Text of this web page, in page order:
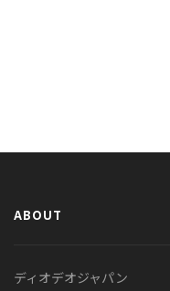
ABOUT
ディオデオジャパン